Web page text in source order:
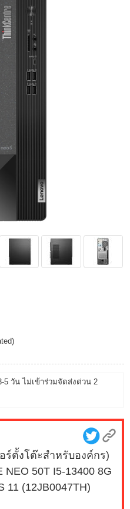
5 วัน ไม่เข้าร่วมจัดส่งด่วน 2
ร์ตั้งโต๊ะสำหรับองค์กร)
NEO 50T I5-13400 8G
11 (12JB0047TH)